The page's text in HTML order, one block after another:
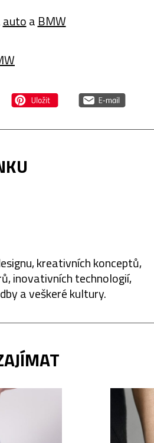
autoa BMW
kreativních konceptů,
inovativních technologií,
a veškeré kultury.